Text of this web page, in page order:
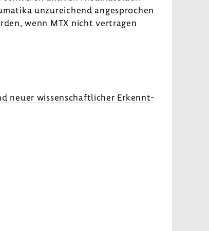
unzu­rei­chend ange­spro­chen
wenn MTX nicht vertragen
neuer wissen­schaft­li­cher Erkennt­